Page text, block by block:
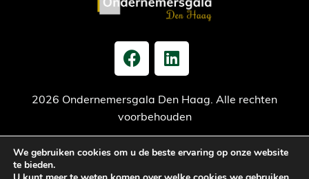
2026 Ondernemersgala Den Haag. Alle rechten
voorbehouden
Privacy verklaring Cookiebeleid Jaarrekening
We gebruiken cookies om u de beste ervaring op onze website
te bieden.